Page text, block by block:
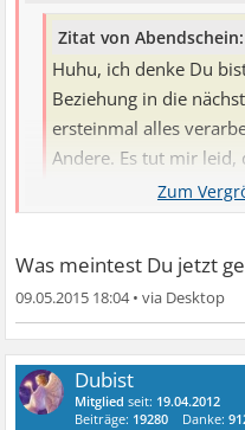
Zitat von Abendschein:
Huhu, ich denke Du
Beziehung in die
ersteinmal alles
Andere. Es tut mir leid,
sofort hinwirft. In
Probleme, nur die
das ist Dir gegenüber
Ich finde Du sollltest
Was Du möchtest und
Mach Dich nicht so
Sei Dir selbst am
Kann gutgehen. Aber
Es ist sehr wahrscheinlich
nicht noch kränker wie ihr
Was meintest Du jetzt
09.05.2015 18:04•
Dubist
Mitglied seit: 19.04.2012
Beiträge: 19280 Danke: